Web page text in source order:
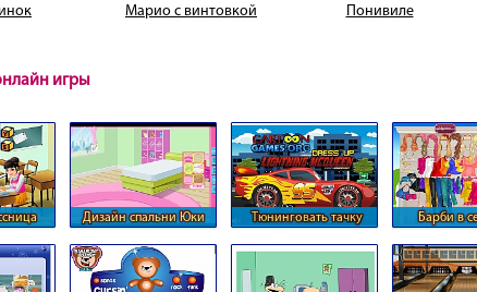
Марио с винтовкой
Понивиле
игры
Дизайн спальни Юки
Тюнинговать тачку
Барби в